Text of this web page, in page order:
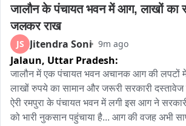
आरोप...
तर शहरात तणावाची परिस्थिती, शहरात हिंदुत्वादी
तर माझ्या पतीला ज्या कबरस्थान मध्ये मारहाण झाली
त्यांचा अंतविधी करावा मयत धीरज परदेशीच्या पत्नीची
जालौन के पंचायत भवन में आग, लाखों का
जलकर राख
JS Jitendra Soni 9m ago
Jalaun, Uttar Pradesh:
जालौन में एक पंचायत भवन अचानक आग की लपटों में
लाखों रुपये का सामान और जरूरी सरकारी
ऐरी रमपुरा के पंचायत भवन में लगी इस आग ने
को भारी नुकसान पहुंचाया है... आग की वजह अभी